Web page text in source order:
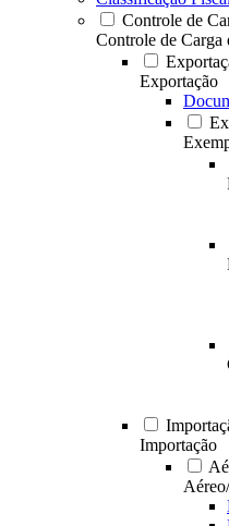
Controle de
Controle de Carga
Exportação
Importação